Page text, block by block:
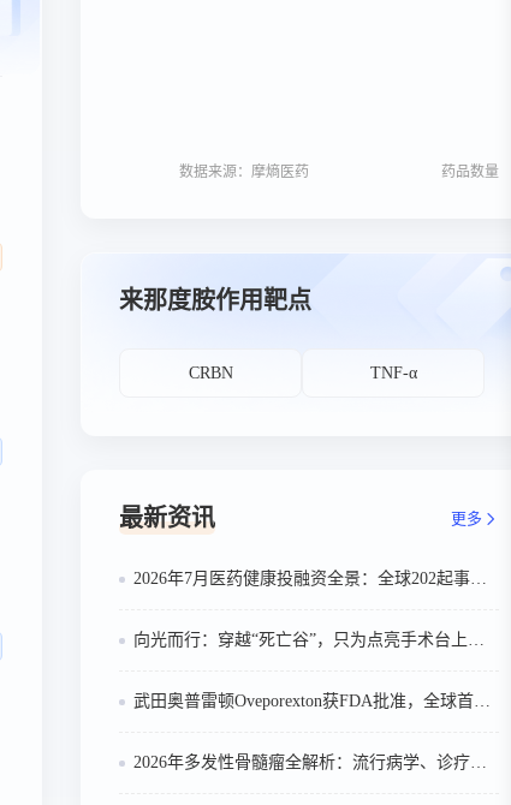
数据来源：摩熵医药 药品数量
来那度胺作用靶点
CRBN TNF-α
最新资讯 更多
2026年7月医药健康投融资全景：全球202起事件、中国99起，医疗器械+医药研发双赛道吸金564亿
向光而行：穿越“死亡谷”，只为点亮手术台上的那束光
武田奥普雷顿Oveporexton获FDA批准，全球首个靶向食欲素的1型发作性睡病对因治疗药物上市
2026年多发性骨髓瘤全解析：流行病学、诊疗及医保政策梳理